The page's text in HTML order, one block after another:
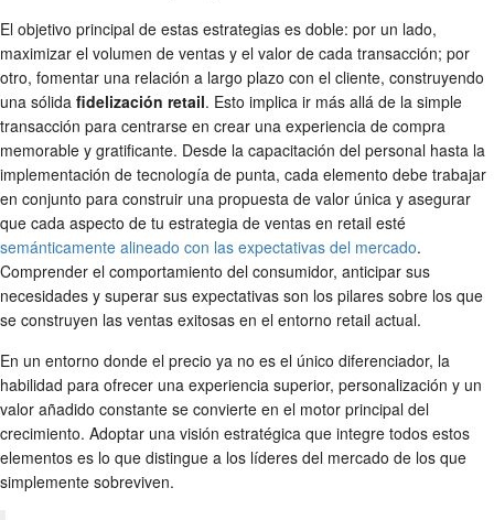
El objetivo principal de estas estrategias es doble: por un lado,
maximizar el volumen de ventas y el valor de cada transacción; por
otro, fomentar una relación a largo plazo con el cliente, construyendo
una sólida fidelización retail. Esto implica ir más allá de la simple
transacción para centrarse en crear una experiencia de compra
memorable y gratificante. Desde la capacitación del personal hasta la
implementación de tecnología de punta, cada elemento debe trabajar
en conjunto para construir una propuesta de valor única y asegurar
que cada aspecto de tu estrategia de ventas en retail esté
semánticamente alineado con las expectativas del mercado.
Comprender el comportamiento del consumidor, anticipar sus
necesidades y superar sus expectativas son los pilares sobre los que
se construyen las ventas exitosas en el entorno retail actual.
En un entorno donde el precio ya no es el único diferenciador, la
habilidad para ofrecer una experiencia superior, personalización y un
valor añadido constante se convierte en el motor principal del
crecimiento. Adoptar una visión estratégica que integre todos estos
elementos es lo que distingue a los líderes del mercado de los que
simplemente sobreviven.